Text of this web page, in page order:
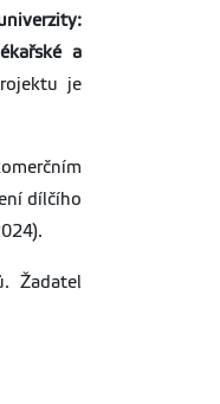
a
je
dílčího
Žadatel